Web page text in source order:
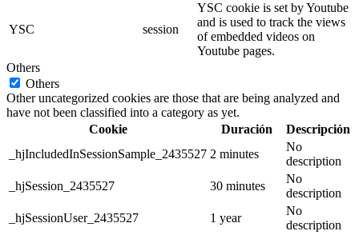
YSC session
YSC cookie is set by Youtube
and is used to track the views
of embedded videos on
Youtube pages.
Others
Others
Other uncategorized cookies are those that are being analyzed and
have not been classified into a category as yet.
Cookie
Duración
Descripción
_hjIncludedInSessionSample_2435527 2 minutes
No
description
_hjSession_2435527
30 minutes
No
description
_hjSessionUser_2435527
1 year
No
description